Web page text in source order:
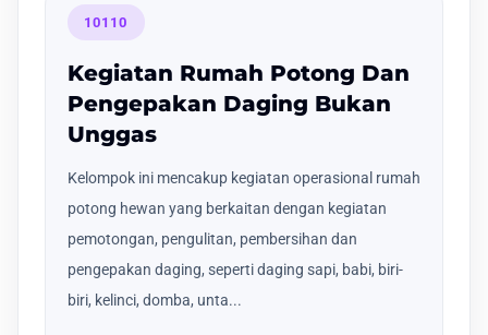
10110
Kegiatan Rumah Potong Dan
Pengepakan Daging Bukan
Unggas
Kelompok ini mencakup kegiatan operasional rumah
potong hewan yang berkaitan dengan kegiatan
pemotongan, pengulitan, pembersihan dan
pengepakan daging, seperti daging sapi, babi, biri-
biri, kelinci, domba, unta...